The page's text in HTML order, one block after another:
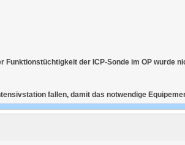
der ICP-Sonde im OP wurde
fallen, damit das notwendige